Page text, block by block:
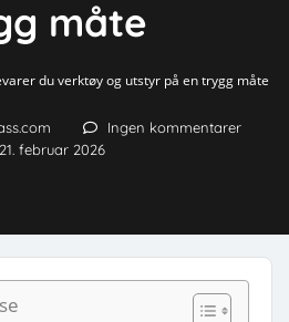
måte
du verktøy og utstyr på en trygg måte
Ingen kommentarer
21. februar 2026